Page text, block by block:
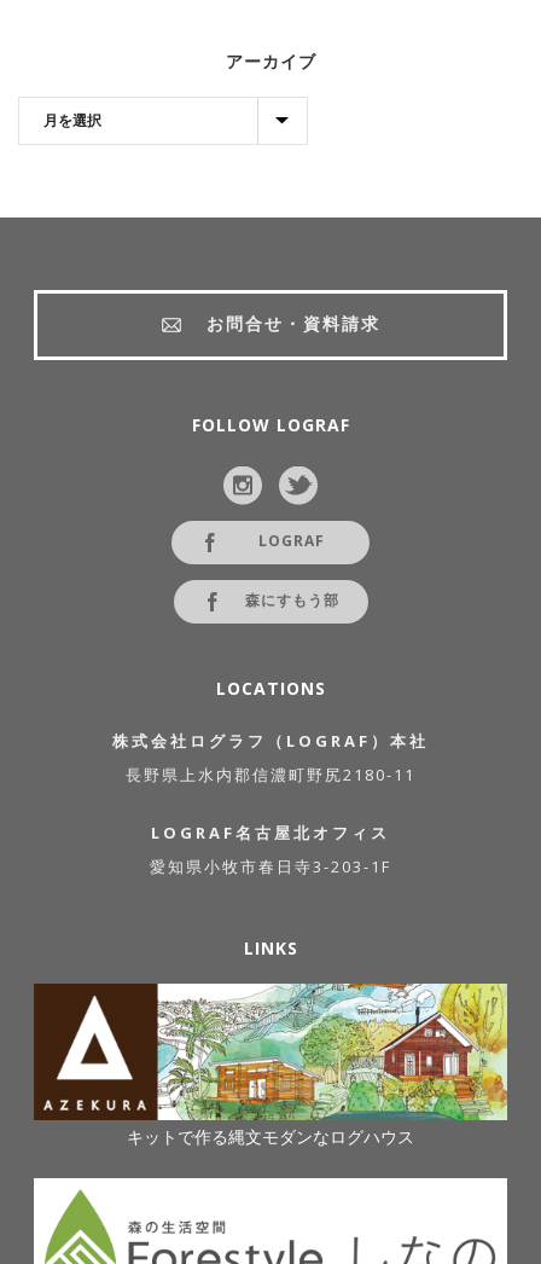
アーカイブ
お問合せ・資料請求
FOLLOW LOGRAF
LOGRAF
森にすもう部
LOCATIONS
株式会社ログラフ（LOGRAF）本社
長野県上水内郡信濃町野尻2180-11
LOGRAF名古屋北オフィス
愛知県小牧市春日寺3-203-1F
LINKS
キットで作る縄文モダンなログハウス